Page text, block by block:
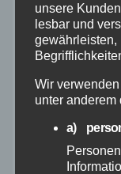
Neuwied
Polizei
Rettungsdienst
unsere
lesbar und
gewährleisten,
Wir
unter anderem
a)